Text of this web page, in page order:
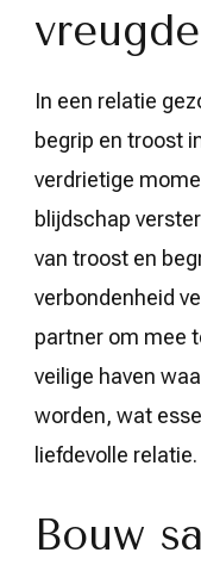
In een relatie
begrip en troost
verdrietige
blijdschap
van troost en
verbondenheid
partner om mee
veilige haven
worden, wat
liefdevolle relatie.
Bouw